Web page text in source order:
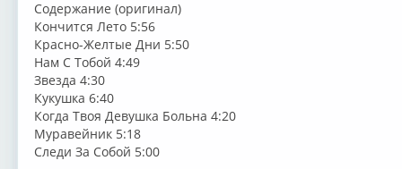
Содержание (оригинал)
Кончится Лето 5:56
Красно-Желтые Дни 5:50
Нам С Тобой 4:49
Звезда 4:30
Кукушка 6:40
Когда Твоя Девушка Больна 4:20
Муравейник 5:18
Следи За Собой 5:00